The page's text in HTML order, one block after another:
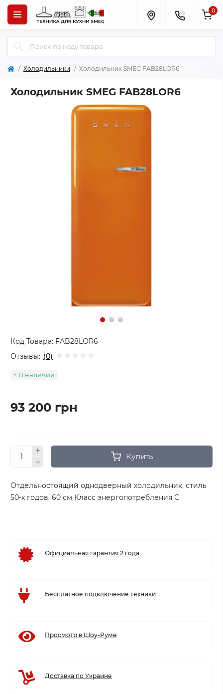
0
Холодильники Холодильник SMEG FAB28LOR6
Холодильник SMEG FAB28LOR6
Код Товара: FAB28LOR6
Отзывы: (0)
В наличии
93 200 грн
Купить
Отдельностоящий однодверный холодильник, стиль
50-х годов, 60 см Класс энергопотребления С
Официальная гарантия 2 года
Бесплатное подключение техники
Просмотр в Шоу-Руме
Доставка по Украине